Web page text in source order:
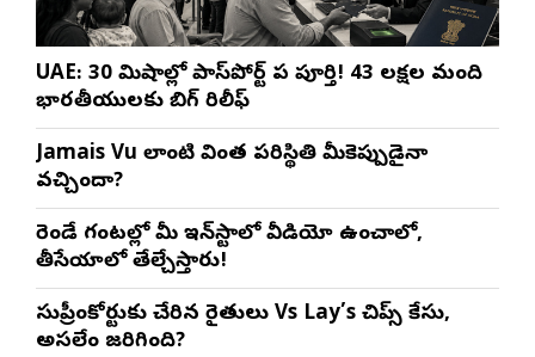
UAE: 30 నిమిషాల్లో పాస్‌పోర్ట్ పని పూర్తి! 43 లక్షల మంది
భారతీయులకు బిగ్ రిలీఫ్
Jamais Vu లాంటి వింత పరిస్థితి మీకెప్పుడైనా
వచ్చిందా?
రెండే గంటల్లో మీ ఇన్‌స్టాలో వీడియో ఉంచాలో,
తీసేయాలో తేల్చేస్తారు!
సుప్రీంకోర్టుకు చేరిన రైతులు Vs Lay’s చిప్స్‌ కేసు,
అసలేం జరిగింది?